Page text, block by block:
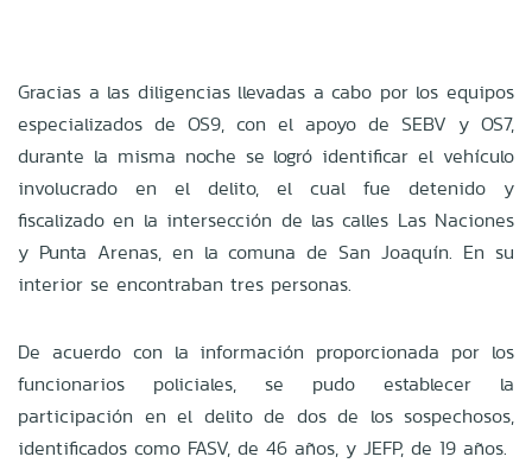
Gracias a las diligencias llevadas a cabo por los equipos
especializados de OS9, con el apoyo de SEBV y OS7,
durante la misma noche se logró identificar el vehículo
involucrado en el delito, el cual fue detenido y
fiscalizado en la intersección de las calles Las Naciones
y Punta Arenas, en la comuna de San Joaquín. En su
interior se encontraban tres personas.
De acuerdo con la información proporcionada por los
funcionarios policiales, se pudo establecer la
participación en el delito de dos de los sospechosos,
identificados como FASV, de 46 años, y JEFP, de 19 años.